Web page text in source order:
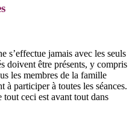
s’effectue jamais avec les seuls
doivent être présents, y compris
les membres de la famille
à participer à toutes les séances.
ceci est avant tout dans